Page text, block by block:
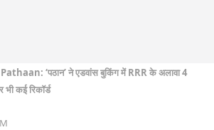
Pathaan: ‘पठान’ ने एडवांस बुकिंग में RRR के अलावा 4
भी कई रिकॉर्ड